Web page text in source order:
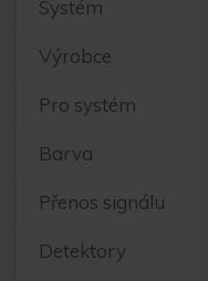
Systém
Výrobce
Pro systém
Barva
Přenos signálu
Detektory